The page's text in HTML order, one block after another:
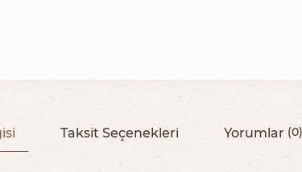
Taksit Seçenekleri Yorumlar (0)